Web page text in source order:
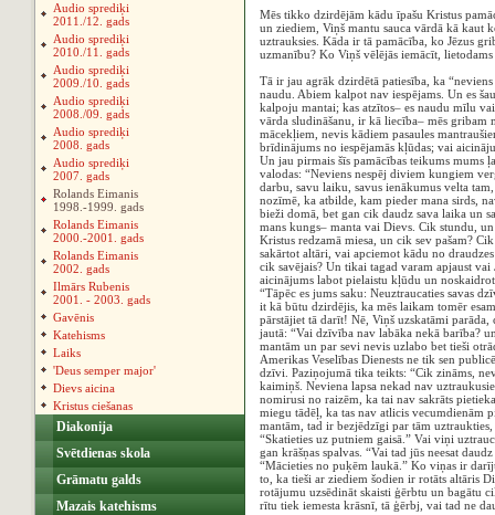
Audio sprediķi
2011./12. gads
Audio sprediķi
2010./11. gads
Audio sprediķi
2009./10. gads
Audio sprediķi
2008./09. gads
Audio sprediķi
2008. gads
Audio sprediķi
2007. gads
Rolands Eimanis
1998.-1999. gads
Rolands Eimanis
2000.-2001. gads
Rolands Eimanis
2002. gads
Ilmārs Rubenis
2001. - 2003. gads
Gavēnis
Katehisms
Laiks
'Deus semper major'
Dievs aicina
Kristus ciešanas
Diakonija
Svētdienas skola
Grāmatu galds
Mazais katehisms
Mēs tikko dzirdējām kādu īpašu Kristus
un ziediem, Viņš mantu sauca vārdā kā kaut
uztrauksies. Kāda ir tā pamācība, ko Jēzus
uzmanību? Ko Viņš vēlējās iemācīt,
Tā ir jau agrāk dzirdētā patiesība, ka
naudu. Abiem kalpot nav iespējams. Un es
kalpoju mantai; kas atzītos– es naudu mīlu
vārda sludināšanu, ir kā liecība– mēs gribam
mācekļiem, nevis kādiem pasaules
brīdinājums no iespējamās kļūdas; vai
Un jau pirmais šīs pamācības teikums
valodas: “Neviens nespēj diviem kungiem
darbu, savu laiku, savus ienākumus velta
nozīmē, ka atbilde, kam pieder mana sirds,
bieži domā, bet gan cik daudz sava laika un
mans kungs– manta vai Dievs. Cik stundu,
Kristus redzamā miesa, un cik sev pašam?
sakārtot altāri, vai apciemot kādu no
cik savējais? Un tikai tagad varam apjaust
aicinājums labot pielaistu kļūdu un
“Tāpēc es jums saku: Neuztraucaties savas
it kā būtu dzirdējis, ka mēs laikam tomēr
pārstājiet tā darīt! Nē, Viņš uzskatāmi
jautā: “Vai dzīvība nav labāka nekā barība?
mantām un par sevi nevis uzlabo bet tieši
Amerikas Veselības Dienests ne tik sen
dzīvi. Paziņojumā tika teikts: “Cik zināms,
kaimiņš. Neviena lapsa nekad nav
nomirusi no raizēm, ka tai nav sakrāts
miegu tādēļ, ka tas nav atlicis vecumdienām
mantām, tad ir bezjēdzīgi par tām
“Skatieties uz putniem gaisā.” Vai viņi
gan krāšņas spalvas. “Vai tad jūs neesat
“Mācieties no puķēm laukā.” Ko viņas ir
to, ka tieši ar ziediem šodien ir rotāts altāris
rotājumu uzsēdināt skaisti ģērbtu un bagātu
rītu tiek iemesta krāsnī, tā ģērbj, vai tad ne